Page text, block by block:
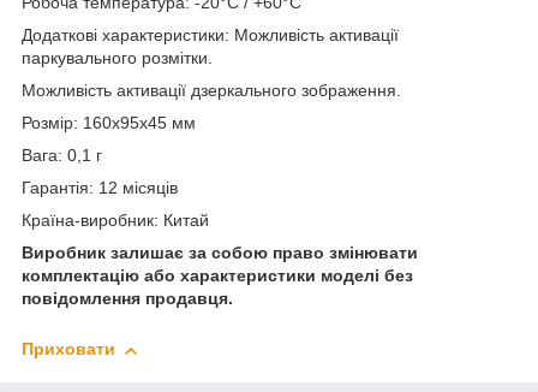
Додаткові характеристики: Можливість активації
паркувального розмітки.
Можливість активації дзеркального зображення.
Розмір: 160х95х45 мм
Вага: 0,1 г
Гарантія: 12 місяців
Країна-виробник: Китай
Виробник залишає за собою право змінювати
комплектацію або характеристики моделі без
повідомлення продавця.
Приховати